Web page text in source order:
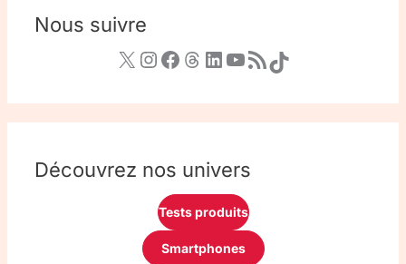
Nous suivre
Découvrez nos univers
Tests produits
Smartphones